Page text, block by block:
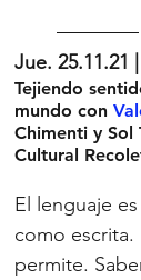
Jue. 25.11.21 |
Tejiendo
mundo con
Chimenti y Sol
Cultural
El lenguaje
como
permite.